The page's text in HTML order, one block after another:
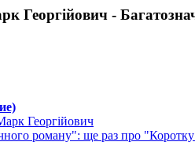
Георгійович -
Георгійович
роману": ще раз про